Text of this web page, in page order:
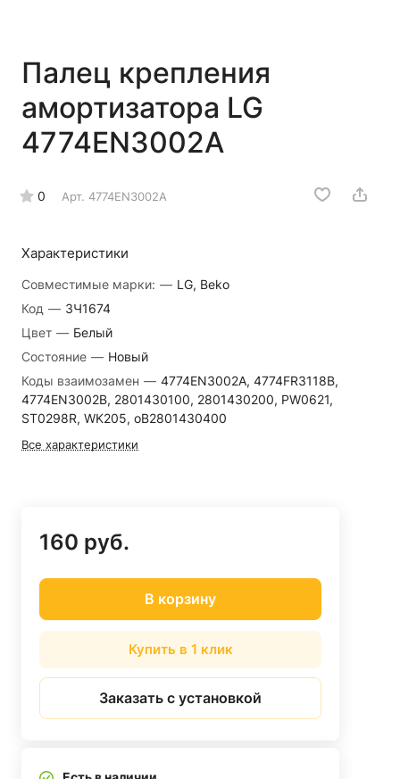
Палец крепления
амортизатора LG
4774EN3002A
0 Арт. 4774EN3002A
Характеристики
Совместимые марки: — LG, Beko
Код — ЗЧ1674
Цвет — Белый
Состояние — Новый
Коды взаимозамен — 4774EN3002A, 4774FR3118B,
4774EN3002B, 2801430100, 2801430200, PW0621,
ST0298R, WK205, oB2801430400
Все характеристики
160 руб.
В корзину
Купить в 1 клик
Заказать с установкой